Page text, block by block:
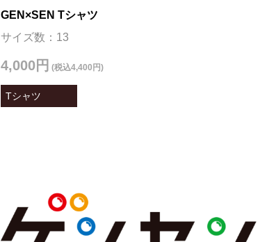
GEN×SEN Tシャツ
サイズ数：13
Tシャツ
4,000円 (税込4,400円)